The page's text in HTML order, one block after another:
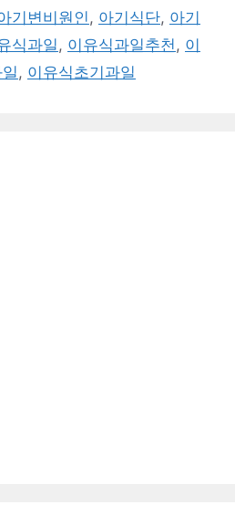
기변비원인 , 아기식단, 아기
식과일, 이유식과일추천 , 이
, 이유식초기과일